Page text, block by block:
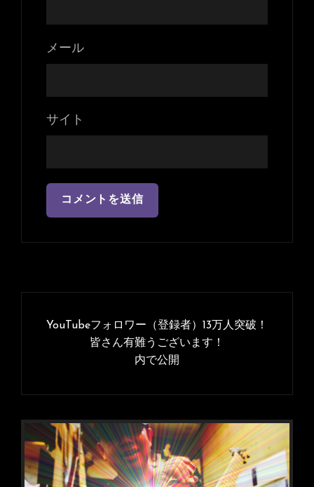
メール
サイト
ゲ
ョ
ン
YouTubeフォロワー（登録者）13万人突破！
皆さん有難うございます！
内で公開